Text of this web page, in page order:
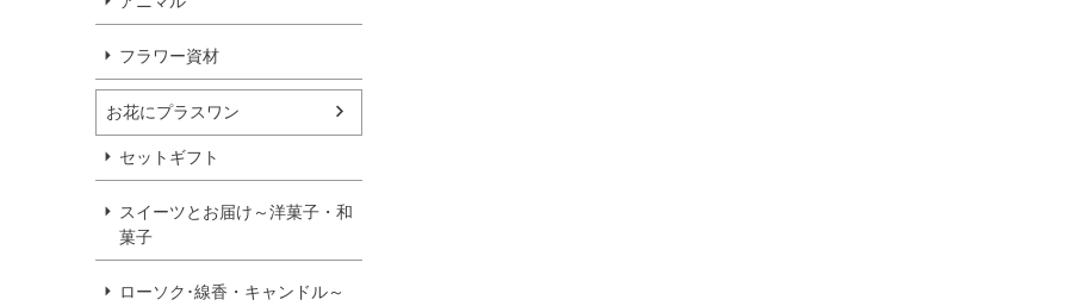
フラワー資材
お花にプラスワン
セットギフト
スイーツとお届け～洋菓子・和
菓子
ローソク･線香・キャンドル～